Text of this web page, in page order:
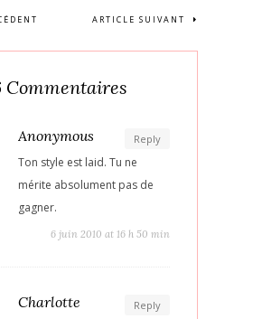
ARTICLE SUIVANT
Commentaires
Reply
Anonymous
Ton style est laid. Tu ne
mérite absolument pas de
gagner.
6 juin 2010 at 16 h 50 min
Reply
Charlotte